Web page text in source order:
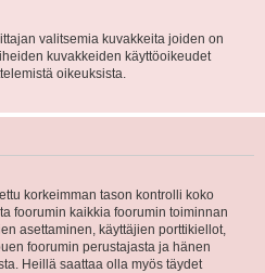
valitsemia kuvakkeita joiden on
kuvakkeiden käyttöoikeudet
oikeuksista.
korkeimman tason kontrolli koko
foorumin kaikkia foorumin toiminnan
asettaminen, käyttäjien porttikiellot,
foorumin perustajasta ja hänen
Heillä saattaa olla myös täydet